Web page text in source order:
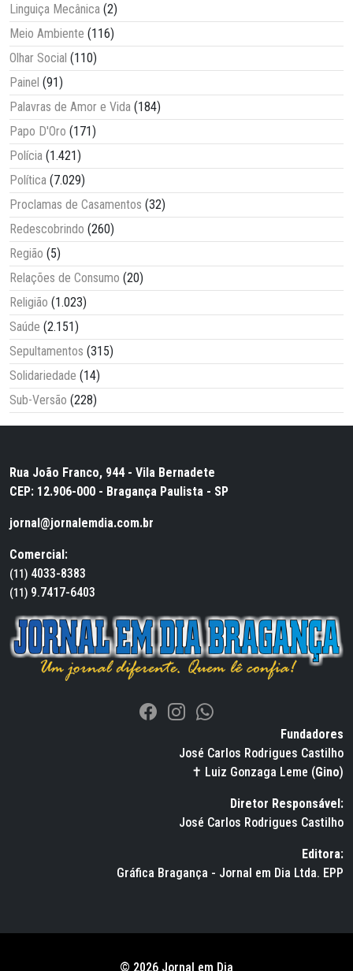
Linguiça Mecânica (2)
Meio Ambiente (116)
Olhar Social (110)
Painel (91)
Palavras de Amor e Vida (184)
Papo D'Oro (171)
Polícia (1.421)
Política (7.029)
Proclamas de Casamentos (32)
Redescobrindo (260)
Região (5)
Relações de Consumo (20)
Religião (1.023)
Saúde (2.151)
Sepultamentos (315)
Solidariedade (14)
Sub-Versão (228)
Rua João Franco, 944 - Vila Bernadete
CEP: 12.906-000 - Bragança Paulista - SP
jornal@jornalemdia.com.br
Comercial:
(11) 4033-8383
(11) 9.7417-6403
Fundadores
José Carlos Rodrigues Castilho
✝ Luiz Gonzaga Leme (Gino)
Diretor Responsável:
José Carlos Rodrigues Castilho
Editora:
Gráfica Bragança - Jornal em Dia Ltda. EPP
© 2026 Jornal em Dia